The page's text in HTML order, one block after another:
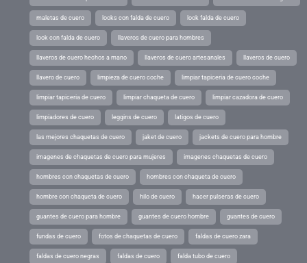
maletas de cuero looks con falda de cuero look falda de cuero
look con falda de cuero llaveros de cuero para hombres
llaveros de cuero hechos a mano llaveros de cuero artesanales llaveros de cuero
llavero de cuero limpieza de cuero coche limpiar tapiceria de cuero coche
limpiar tapiceria de cuero limpiar chaqueta de cuero limpiar cazadora de cuero
limpiadores de cuero leggins de cuero latigos de cuero
las mejores chaquetas de cuero jaket de cuero jackets de cuero para hombre
imagenes de chaquetas de cuero para mujeres imagenes chaquetas de cuero
hombres con chaquetas de cuero hombres con chaqueta de cuero
hombre con chaqueta de cuero hilo de cuero hacer pulseras de cuero
guantes de cuero para hombre guantes de cuero hombre guantes de cuero
fundas de cuero fotos de chaquetas de cuero faldas de cuero zara
faldas de cuero negras faldas de cuero falda tubo de cuero